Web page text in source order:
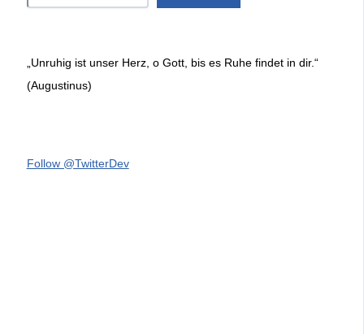
„Unruhig ist unser Herz, o Gott, bis es Ruhe findet in dir.“
(Augustinus)
Follow @TwitterDev